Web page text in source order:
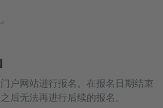
户网站进行报名。在报名日期结束
后无法再进行后续的报名。